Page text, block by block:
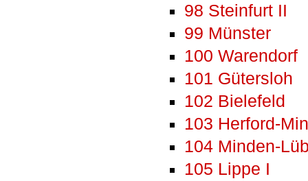
98 Steinfurt II
99 Münster
100 Warendorf
101 Gütersloh
102 Bielefeld
103 Herford-
104 Minden-
105 Lippe I